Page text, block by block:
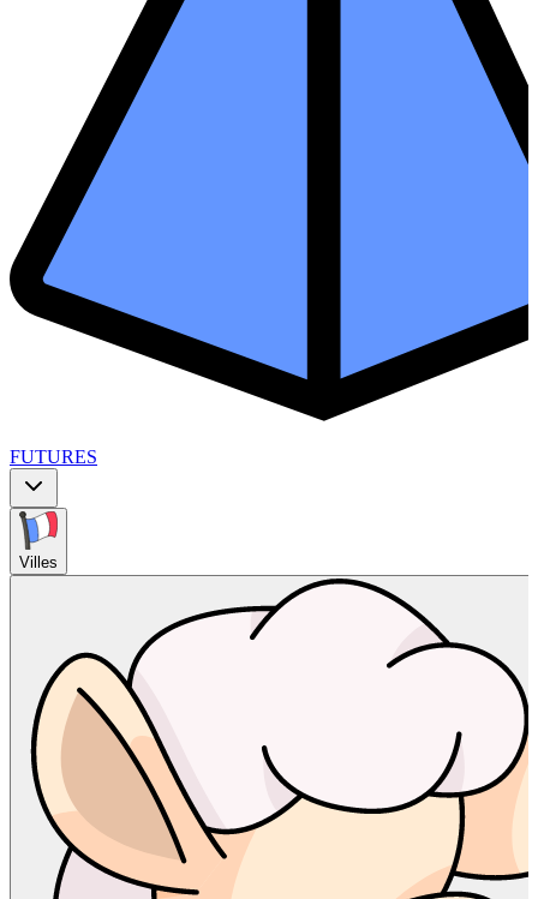
FUTURES
Villes